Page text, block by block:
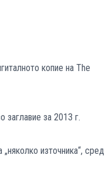
копие на The
заглавие за 2013 г.
източника“, сред